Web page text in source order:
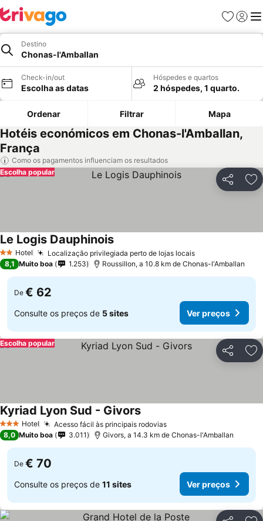
Favoritos
Iniciar
Destino
Chonas-l'Amballan
Check-in/out
Escolha as datas
Hóspedes e quartos
2 hóspedes, 1 quarto.
Ordenar Filtrar Mapa
Hotéis económicos em Chonas-l'Amballan,
França
Como os pagamentos influenciam os resultados
Partilhar
Escolha popular
2 Estrelas
Hotel Localização privilegiada perto de lojas locaisVer preços
Le Logis DauphinoisVer preços
8,1 Muito boa 1.253 Roussillon, a 10.8 km de Chonas-l'Amballan
De € 62
Consulte os preços de 5 sites Ver preços
Partilhar
Escolha popular
3 EstrelasHotel Acesso fácil às principais rodoviasVer preços
Kyriad Lyon Sud - GivorsVer preços
8,0 Muito boa 3.011 Givors, a 14.3 km de Chonas-l'Amballan
De € 70
Consulte os preços de 11 sites Ver preços